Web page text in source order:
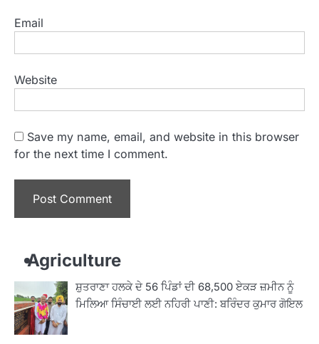
Email
Website
Save my name, email, and website in this browser
for the next time I comment.
Agriculture
ਸ਼ੁਤਰਾਣਾ ਹਲਕੇ ਦੇ 56 ਪਿੰਡਾਂ ਦੀ 68,500 ਏਕੜ ਜ਼ਮੀਨ ਨੂੰ
ਮਿਲਿਆ ਸਿੰਚਾਈ ਲਈ ਨਹਿਰੀ ਪਾਣੀ: ਬਰਿੰਦਰ ਕੁਮਾਰ ਗੋਇਲ